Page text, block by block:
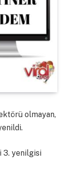
olmayan,
3. yenilgisi